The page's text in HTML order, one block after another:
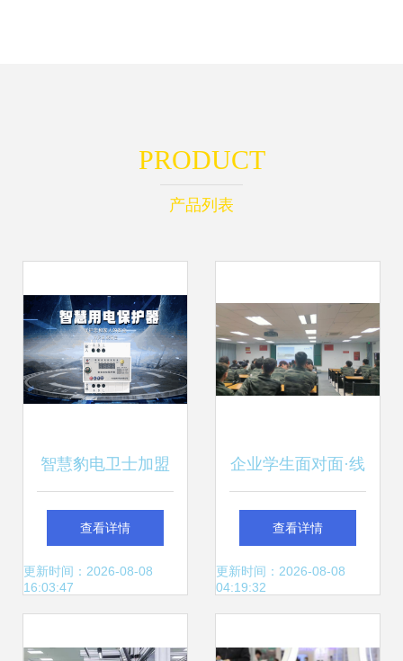
PRODUCT
产品列表
智慧豹电卫士加盟
机电科技领域的技
术蓝海与投资机遇
查看详情
更新时间：2026-08-08
16:03:47
企业学生面对面·线
下求职不松懈——
机械工程分院主动
查看详情
更新时间：2026-08-08
04:19:32